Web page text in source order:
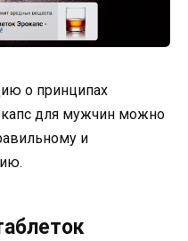
о принципах
для мужчин можно
и